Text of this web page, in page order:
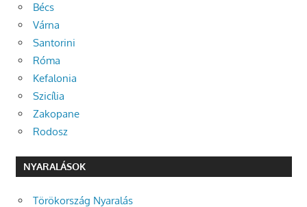
Bécs
Várna
Santorini
Róma
Kefalonia
Szicília
Zakopane
Rodosz
NYARALÁSOK
Törökország Nyaralás